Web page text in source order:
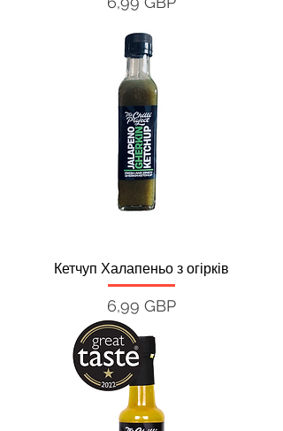
Кетчуп Халапеньо з огірків
Ціна
6,99 GBP